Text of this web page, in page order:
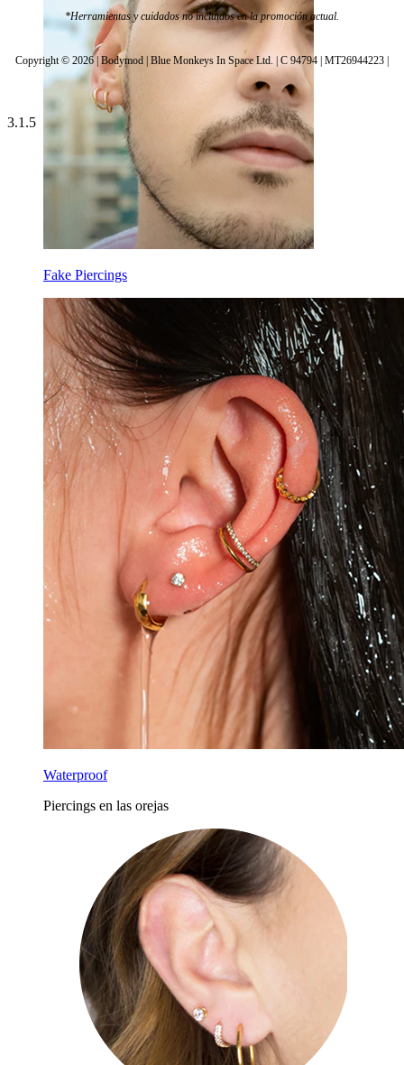
Fake Piercings
Waterproof
Piercings en las orejas
*Herramientas y cuidados no incluidos en la promoción actual.
Copyright © 2026 | Bodymod | Blue Monkeys In Space Ltd. | C 94794 | MT26944223 |
3.1.5